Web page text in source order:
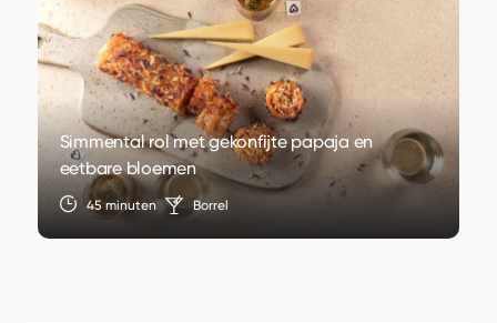
Simmental rol met gekonfijte papaja en
eetbare bloemen
45 minuten Borrel